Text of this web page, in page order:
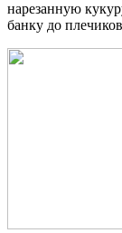
нарезанную
банку до